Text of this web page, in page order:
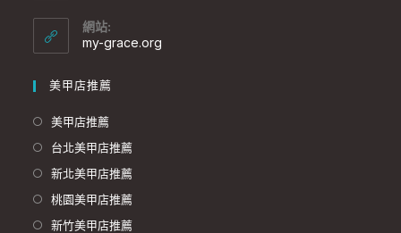
網站:
my-grace.org
美甲店推薦
美甲店推薦
台北美甲店推薦
新北美甲店推薦
桃園美甲店推薦
新竹美甲店推薦